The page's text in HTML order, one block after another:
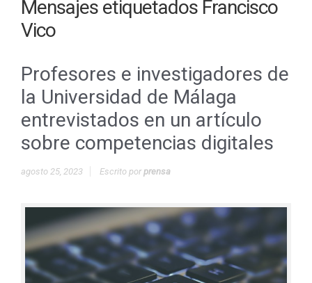
Mensajes etiquetados Francisco
Vico
Profesores e investigadores de
la Universidad de Málaga
entrevistados en un artículo
sobre competencias digitales
agosto 25, 2023 Escrito porprensa